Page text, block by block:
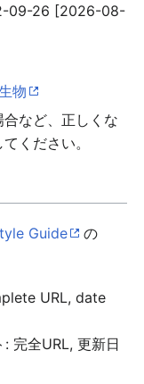
09-26 [2026-08-
物
など、正しくな
ください。
Guide
の
URL, date
完全URL, 更新日